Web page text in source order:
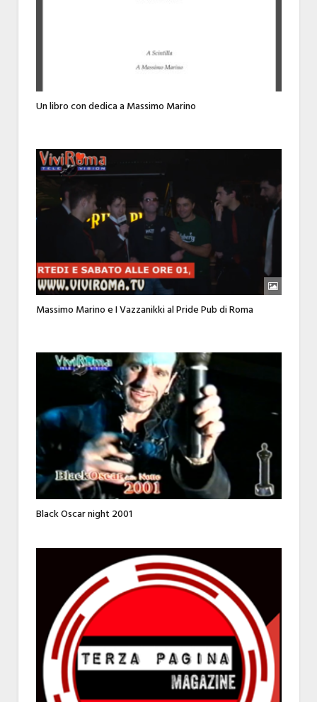
Un libro con dedica a Massimo Marino
Massimo Marino e I Vazzanikki al Pride Pub di Roma
Black Oscar night 2001